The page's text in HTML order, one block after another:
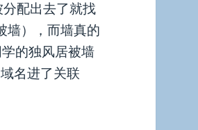
配出去了就找
墙），而墙真的
的独风居被墙
名进了关联